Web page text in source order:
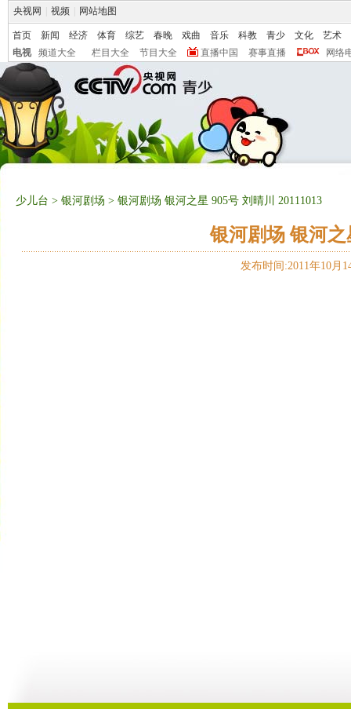
央视网 视频 网站地图
首页 新闻 经济 体育 综艺 春晚 戏曲 音乐 科教 青少 文化
艺术
电视
频道大全 栏目大全 节目大全 直播中国 赛事直播 网络
少儿台 > 银河剧场 > 银河剧场 银河之星 905号 刘晴川 20111013
银河剧场 银河之
发布时间:2011年10月
06:17 04:37 06:26